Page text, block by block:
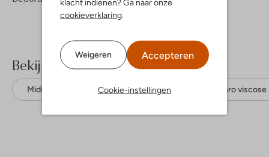
cookieverklaring
Weigeren Accepteren
Cookie-instellingen
Sterren
Bekijk meer
Midi jurken Fabienne Chapot Ecovero viscose